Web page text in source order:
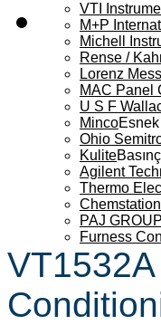
VTI
M+P
Michell
Rense /
Lorenz
MAC Panel
U S F
MincoEsnek
Ohio
Kulite
Agilent
Thermo
PAJ
Furness